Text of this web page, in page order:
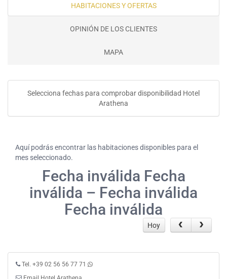
HABITACIONES Y OFERTAS
OPINIÓN DE LOS CLIENTES
MAPA
Selecciona fechas para comprobar disponibilidad Hotel
Arathena
Aquí podrás encontrar las habitaciones disponibles para el
mes seleccionado.
Fecha inválida Fecha
inválida – Fecha inválida
Fecha inválida
Hoy
Tel. +39 02 56 56 77 71